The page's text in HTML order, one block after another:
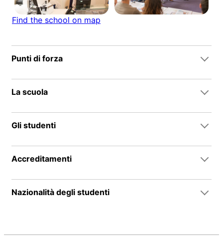
Find the school on map
Punti di forza
La scuola
Gli studenti
Accreditamenti
Nazionalità degli studenti